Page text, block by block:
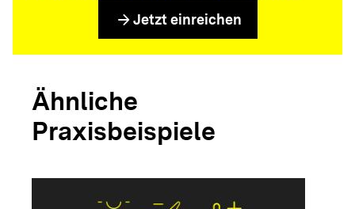
arrow_forward Jetzt einreichen
Ähnliche
Praxisbeispiele